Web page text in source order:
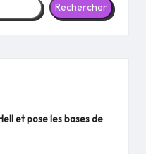
Rechercher
et pose les bases de